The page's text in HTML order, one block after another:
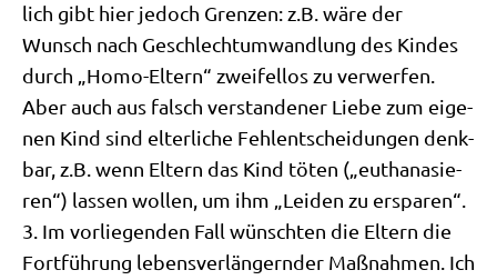
lich gibt hier jedoch Gren­zen: z.B. wäre der
Wunsch nach Geschlecht­um­wand­lung des Kin­des
durch „Homo-Eltern“ zwei­fel­los zu ver­wer­fen.
Aber auch aus falsch ver­stan­de­ner Lie­be zum eige­
nen Kind sind elter­li­che Fehl­ent­schei­dun­gen denk­
bar, z.B. wenn Eltern das Kind töten („eutha­na­sie­
ren“) las­sen wol­len, um ihm „Lei­den zu ersparen“.
3. Im vor­lie­gen­den Fall wünsch­ten die Eltern die
Fort­füh­rung lebens­ver­län­gern­der Maß­nah­men. Ich